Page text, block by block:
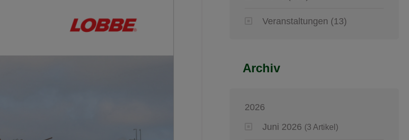
Veranstaltungen (13)
Archiv
2026
Juni 2026 (3 Artikel)